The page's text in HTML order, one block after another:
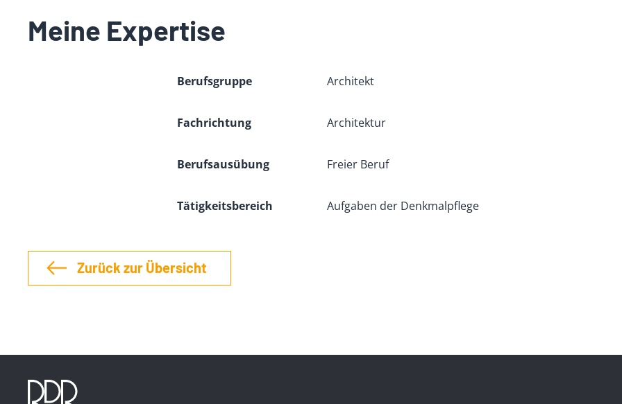
Meine Expertise
Berufsgruppe Architekt
Fachrichtung Architektur
Berufsausübung Freier Beruf
Tätigkeitsbereich Aufgaben der Denkmalpflege
Zurück zur Übersicht